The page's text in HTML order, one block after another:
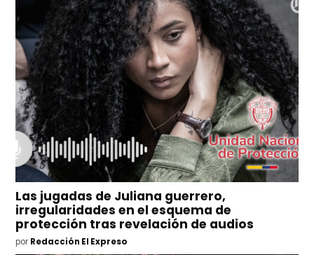
Las jugadas de Juliana guerrero,
irregularidades en el esquema de
protección tras revelación de audios
por Redacción El Expreso